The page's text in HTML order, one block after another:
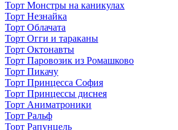
Торт Монстры на каникулах
Торт Незнайка
Торт Облачата
Торт Огги и тараканы
Торт Октонавты
Торт Паровозик из Ромашково
Торт Пикачу
Торт Принцесса София
Торт Принцессы диснея
Торт Аниматроники
Торт Ральф
Торт Рапунцель